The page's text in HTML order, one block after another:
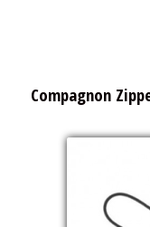
Compagnon